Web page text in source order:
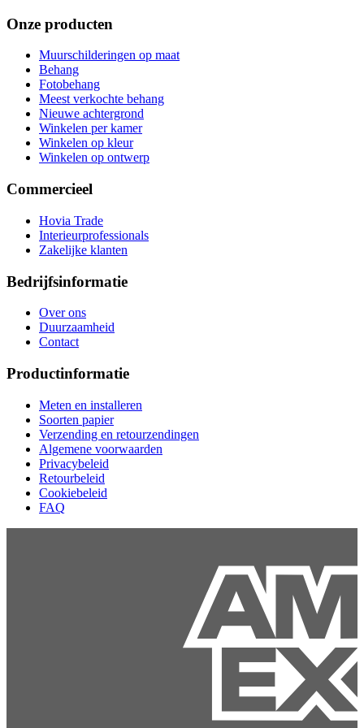
Onze producten
Muurschilderingen op maat
Behang
Fotobehang
Meest verkochte behang
Nieuwe achtergrond
Winkelen per kamer
Winkelen op kleur
Winkelen op ontwerp
Commercieel
Hovia Trade
Interieurprofessionals
Zakelijke klanten
Bedrijfsinformatie
Over ons
Duurzaamheid
Contact
Productinformatie
Meten en installeren
Soorten papier
Verzending en retourzendingen
Algemene voorwaarden
Privacybeleid
Retourbeleid
Cookiebeleid
FAQ